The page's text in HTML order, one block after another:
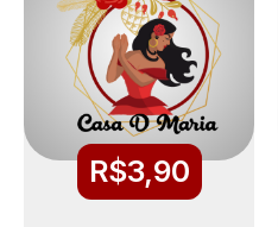
R$3,90